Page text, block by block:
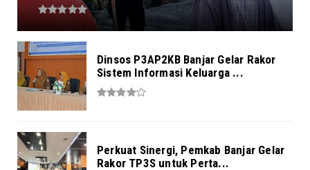
Dinsos P3AP2KB Banjar Gelar Rakor
Sistem Informasi Keluarga ...
Perkuat Sinergi, Pemkab Banjar Gelar
Rakor TP3S untuk Perta...